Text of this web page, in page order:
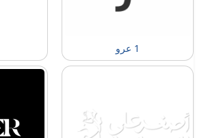
1 عرو